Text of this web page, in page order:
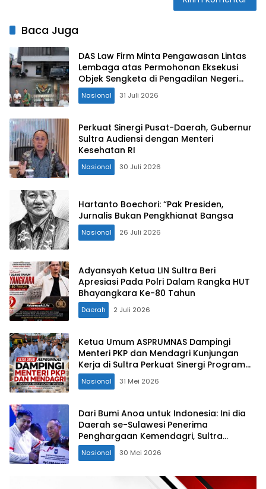
Baca Juga
DAS Law Firm Minta Pengawasan Lintas
Lembaga atas Permohonan Eksekusi
Objek Sengketa di Pengadilan Negeri
Jakarta Selatan
Nasional 31 Juli 2026
Perkuat Sinergi Pusat-Daerah, Gubernur
Sultra Audiensi dengan Menteri
Kesehatan RI
Nasional 30 Juli 2026
Hartanto Boechori: “Pak Presiden,
Jurnalis Bukan Pengkhianat Bangsa
Nasional 26 Juli 2026
Adyansyah Ketua LIN Sultra Beri
Apresiasi Pada Polri Dalam Rangka HUT
Bhayangkara Ke-80 Tahun
Daerah 2 Juli 2026
Ketua Umum ASPRUMNAS Dampingi
Menteri PKP dan Mendagri Kunjungan
Kerja di Sultra Perkuat Sinergi Program
Rumah Layak Huni dan Konsolidasi
Organisasi
Nasional 31 Mei 2026
Dari Bumi Anoa untuk Indonesia: Ini dia
Daerah se-Sulawesi Penerima
Penghargaan Kemendagri, Sultra
Kategori Ke-II
Nasional 30 Mei 2026